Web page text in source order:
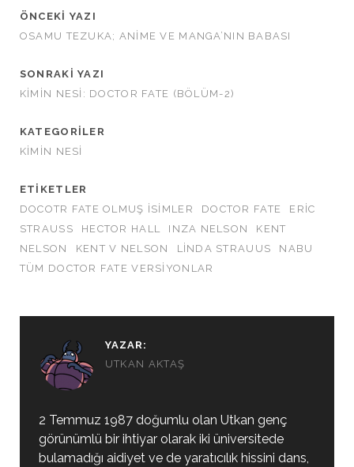
ÖNCEKI YAZI
OSAMU TEZUKA; ANIME VE MANGA’NIN BABASI
SONRAKI YAZI
KIMIN NESI: DOCTOR FATE (BÖLÜM-2)
KATEGORILER
KIMIN NESI
ETIKETLER
DOCOTR FATE OLMUŞ ISIMLER
DOCTOR FATE
ERIC
STRAUSS
HECTOR HALL INZA NELSON
KENT
NELSON
KENT V NELSON LINDA STRAUUS
NABU
TÜM DOCTOR FATE VERSIYONLAR
YAZAR:
UTKAN AKTAŞ
2 Temmuz 1987 doğumlu olan Utkan genç
görünümlü bir ihtiyar olarak iki üniversitede
bulamadığı aidiyet ve de yaratıcılık hissini dans,